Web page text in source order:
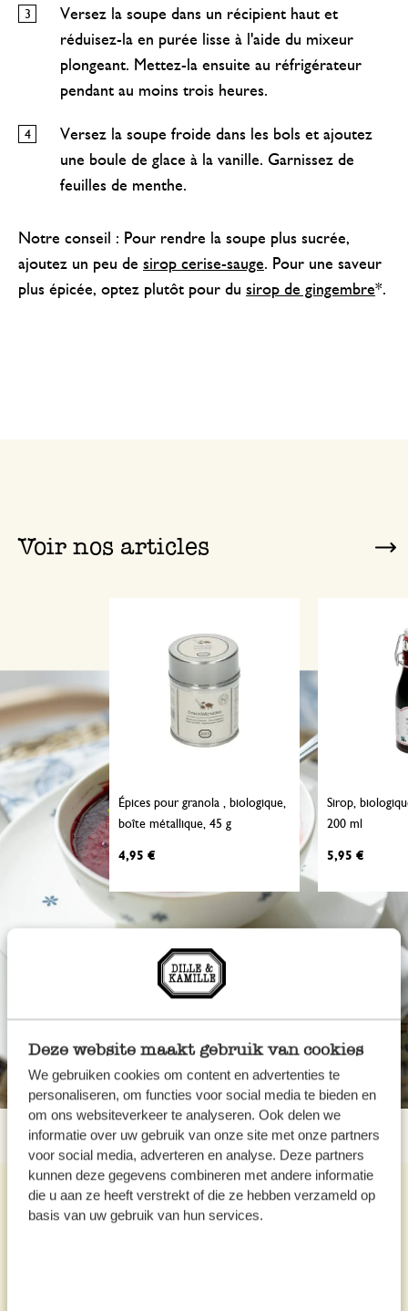
Deze website maakt gebruik van cookies
We gebruiken cookies om content en advertenties te
personaliseren, om functies voor social media te bieden en
om ons websiteverkeer te analyseren. Ook delen we
informatie over uw gebruik van onze site met onze partners
voor social media, adverteren en analyse. Deze partners
kunnen deze gegevens combineren met andere informatie
die u aan ze heeft verstrekt of die ze hebben verzameld op
basis van uw gebruik van hun services.
Versez la soupe dans un récipient haut et
réduisez-la en purée lisse à l'aide du mixeur
plongeant. Mettez-la ensuite au réfrigérateur
pendant au moins trois heures.
Versez la soupe froide dans les bols et ajoutez
une boule de glace à la vanille. Garnissez de
feuilles de menthe.
Notre conseil : Pour rendre la soupe plus sucrée,
ajoutez un peu de sirop cerise-sauge. Pour une saveur
plus épicée, optez plutôt pour du sirop de gingembre*.
Voir nos articles
Épices pour granola , biologique,
boîte métallique, 45 g
4,95 €
Sirop,
200 ml
5,95 €